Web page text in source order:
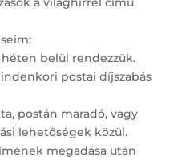
belül rendezzük.
postai díjszabás
postán maradó, vagy
lehetőségek közül.
megadása után